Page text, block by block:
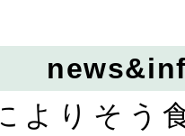
よりそう